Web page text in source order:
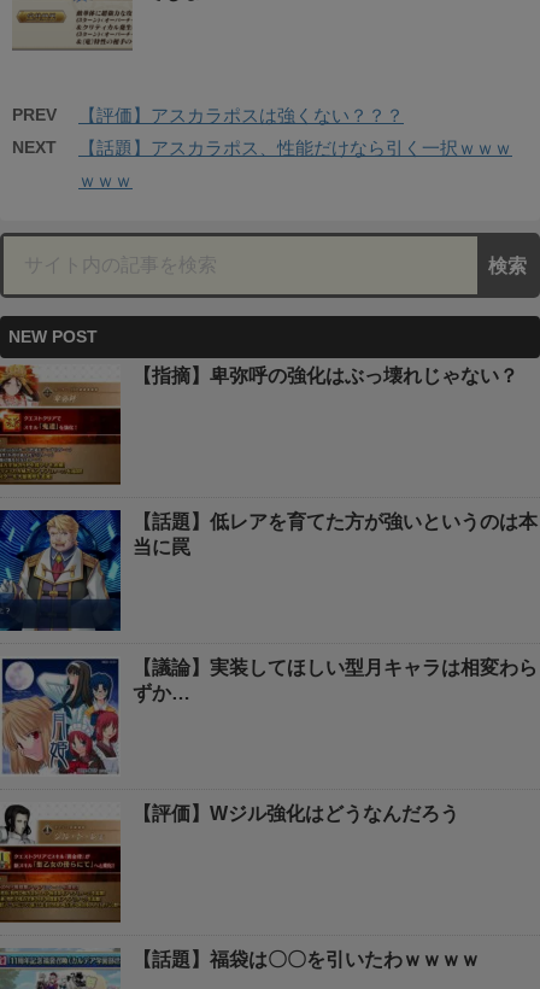
PREV 【評価】アスカラポスは強くない？？？
NEXT
【話題】アスカラポス、性能だけなら引く一択ｗｗｗ
ｗｗｗ
NEW POST
【指摘】卑弥呼の強化はぶっ壊れじゃない？
【話題】低レアを育てた方が強いというのは本
当に罠
【議論】実装してほしい型月キャラは相変わら
ずか…
【評価】Wジル強化はどうなんだろう
【話題】福袋は〇〇を引いたわｗｗｗｗ